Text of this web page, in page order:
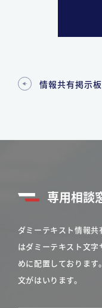
情報共有掲示
専用相談
ダミーテキスト情報
はダミーテキスト文
めに配置しておりま
文がはいります。